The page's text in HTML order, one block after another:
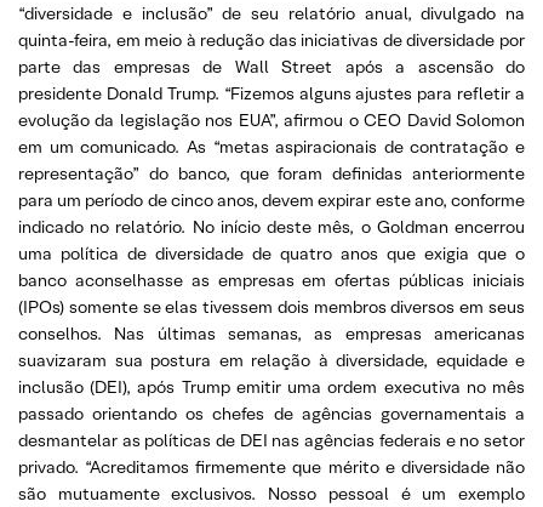
“diversidade e inclusão” de seu relatório anual, divulgado na
quinta-feira, em meio à redução das iniciativas de diversidade por
parte das empresas de Wall Street após a ascensão do
presidente Donald Trump. “Fizemos alguns ajustes para refletir a
evolução da legislação nos EUA”, afirmou o CEO David Solomon
em um comunicado. As “metas aspiracionais de contratação e
representação” do banco, que foram definidas anteriormente
para um período de cinco anos, devem expirar este ano, conforme
indicado no relatório. No início deste mês, o Goldman encerrou
uma política de diversidade de quatro anos que exigia que o
banco aconselhasse as empresas em ofertas públicas iniciais
(IPOs) somente se elas tivessem dois membros diversos em seus
conselhos. Nas últimas semanas, as empresas americanas
suavizaram sua postura em relação à diversidade, equidade e
inclusão (DEI), após Trump emitir uma ordem executiva no mês
passado orientando os chefes de agências governamentais a
desmantelar as políticas de DEI nas agências federais e no setor
privado. “Acreditamos firmemente que mérito e diversidade não
são mutuamente exclusivos. Nosso pessoal é um exemplo